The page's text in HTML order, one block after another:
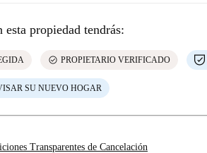
esta propiedad tendrás:
check_circle PROPIETARIO VERIFICADO
SU NUEVO HOGAR
Transparentes de Cancelación